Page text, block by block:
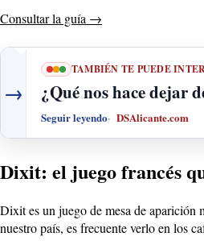
Consultar la guía →
→
TAMBIÉN TE PUEDE
¿Qué nos hace dejar
Seguir leyendo DSAlicante.com
Dixit: el juego francés
Dixit es un juego de mesa de aparición
nuestro país, es frecuente verlo en los